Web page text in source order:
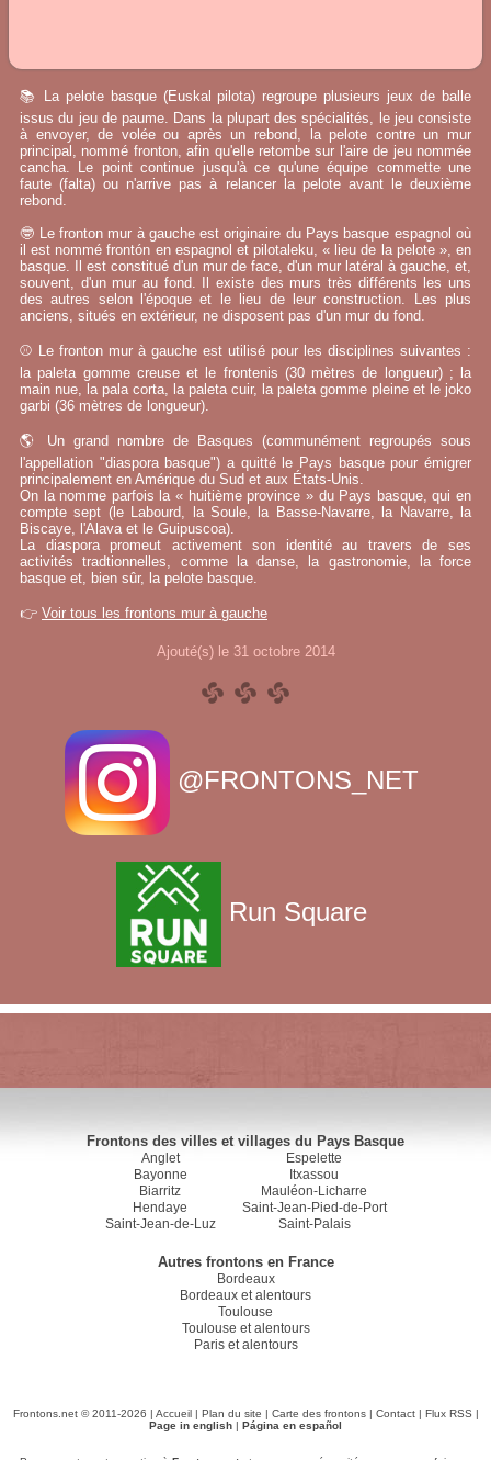
📚 La pelote basque (Euskal pilota) regroupe plusieurs jeux de balle
issus du jeu de paume. Dans la plupart des spécialités, le jeu consiste
à envoyer, de volée ou après un rebond, la pelote contre un mur
principal, nommé fronton, afin qu'elle retombe sur l'aire de jeu nommée
cancha. Le point continue jusqu'à ce qu'une équipe commette une
faute (falta) ou n'arrive pas à relancer la pelote avant le deuxième
rebond.
🤓 Le fronton mur à gauche est originaire du Pays basque espagnol où
il est nommé frontón en espagnol et pilotaleku, « lieu de la pelote », en
basque. Il est constitué d'un mur de face, d'un mur latéral à gauche, et,
souvent, d'un mur au fond. Il existe des murs très différents les uns
des autres selon l'époque et le lieu de leur construction. Les plus
anciens, situés en extérieur, ne disposent pas d'un mur du fond.
⚾ Le fronton mur à gauche est utilisé pour les disciplines suivantes :
la paleta gomme creuse et le frontenis (30 mètres de longueur) ; la
main nue, la pala corta, la paleta cuir, la paleta gomme pleine et le joko
garbi (36 mètres de longueur).
🌎 Un grand nombre de Basques (communément regroupés sous
l'appellation "diaspora basque") a quitté le Pays basque pour émigrer
principalement en Amérique du Sud et aux États-Unis.
On la nomme parfois la « huitième province » du Pays basque, qui en
compte sept (le Labourd, la Soule, la Basse-Navarre, la Navarre, la
Biscaye, l'Alava et le Guipuscoa).
La diaspora promeut activement son identité au travers de ses
activités tradtionnelles, comme la danse, la gastronomie, la force
basque et, bien sûr, la pelote basque.
👉 Voir tous les frontons mur à gauche
Ajouté(s) le 31 octobre 2014
@FRONTONS_NET
Run Square
Frontons des villes et villages du Pays Basque
Anglet
Bayonne
Biarritz
Hendaye
Saint-Jean-de-Luz
Espelette
Itxassou
Mauléon-Licharre
Saint-Jean-Pied-de-Port
Saint-Palais
Autres frontons en France
Bordeaux
Bordeaux et alentours
Toulouse
Toulouse et alentours
Paris et alentours
Frontons.net © 2011-2026 | Accueil| Plan du site | Carte des frontons| Contact| Flux RSS |
Page in english | Página en español